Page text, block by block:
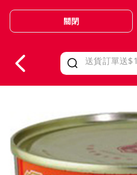
Valid Until 30 June 2026
關閉